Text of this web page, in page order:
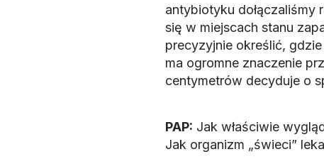
antybiotyku dołączaliśmy
się w miejscach stanu
precyzyjnie określić,
ma ogromne znaczenie
centymetrów decyduje o
PAP: Jak właściwie
Jak organizm „świeci”